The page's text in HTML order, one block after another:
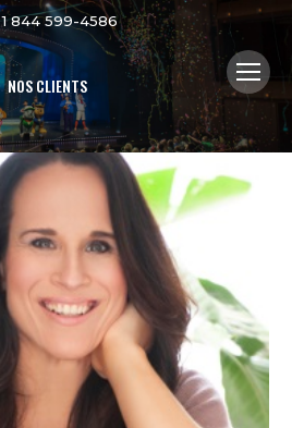
1 844 599-4586
NOS CLIENTS